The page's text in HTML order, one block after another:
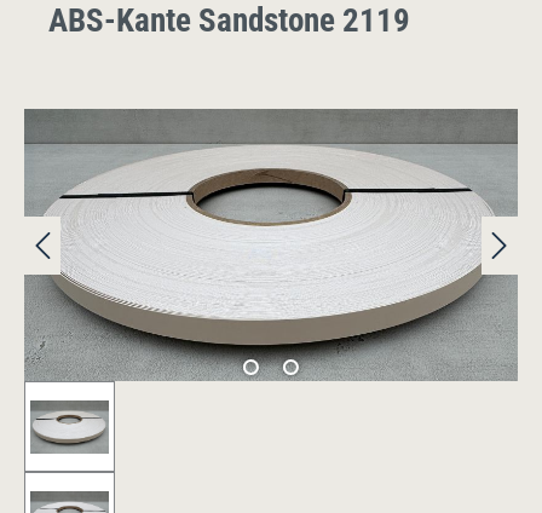
ABS-Kante Sandstone 2119